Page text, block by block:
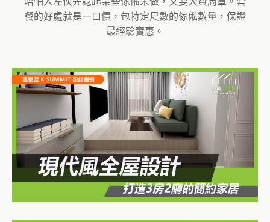
餐的好處就是一口價，包特定尺數的傢俬數量，保證
最經驗實惠。